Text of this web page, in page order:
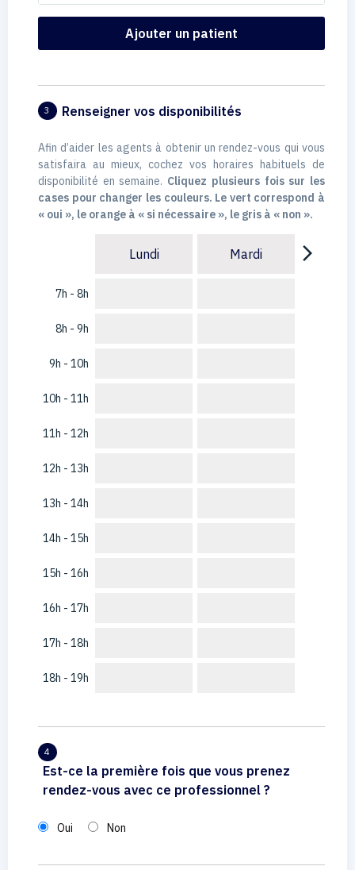
Ajouter un patient
3 Renseigner vos disponibilités
Afin d’aider les agents à obtenir un rendez-vous qui vous
satisfaira au mieux, cochez vos horaires habituels de
disponibilité en semaine. Cliquez plusieurs fois sur les
cases pour changer les couleurs. Le vert correspond à
« oui », le orange à « si nécessaire », le gris à « non ».
7h - 8h
8h - 9h
9h - 10h
10h - 11h
11h - 12h
12h - 13h
13h - 14h
14h - 15h
15h - 16h
16h - 17h
17h - 18h
18h - 19h
Lundi Mardi arrow_forward_ios
4
Est-ce la première fois que vous prenez
rendez-vous avec ce professionnel ?
Oui Non